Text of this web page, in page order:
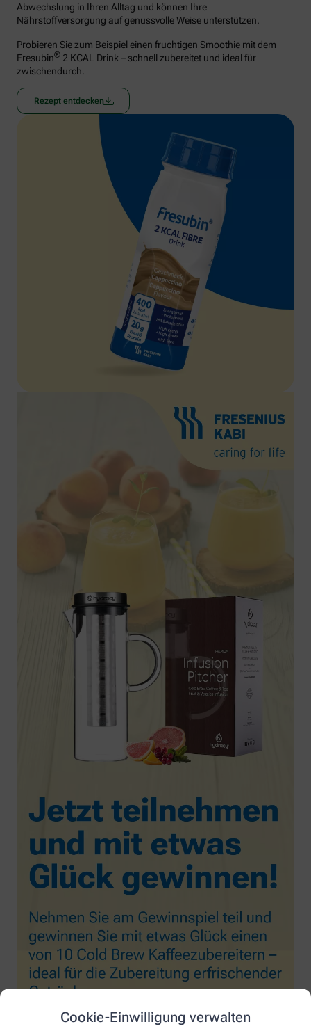
Cookie-Einwilligung verwalten
Abwechslung in Ihren Alltag und können Ihre
Nährstoffversorgung auf genussvolle Weise unterstützen.
Probieren Sie zum Beispiel einen fruchtigen Smoothie mit dem
Fresubin® 2 KCAL Drink – schnell zubereitet und ideal für
zwischendurch.
Rezept entdecken